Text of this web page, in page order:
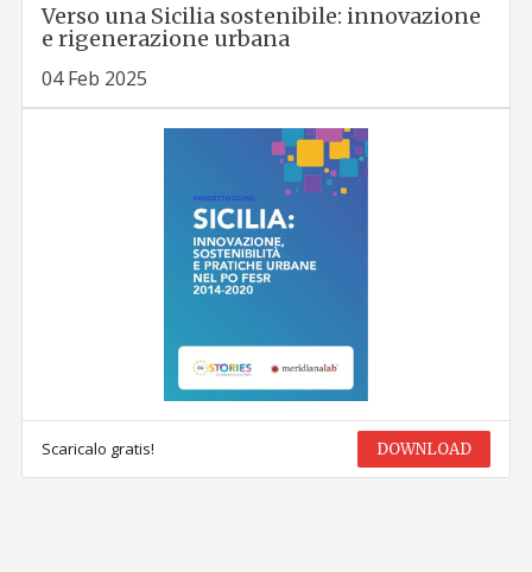
Verso una Sicilia sostenibile: innovazione
e rigenerazione urbana
04 Feb 2025
Scaricalo gratis! DOWNLOAD